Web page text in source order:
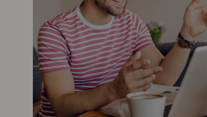
Ainstain
KIRJAUDU Yläkoulu
Yläkoulun
Hinnasto